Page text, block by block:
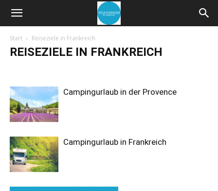
Start Reiseziele in Frankreich
REISEZIELE IN FRANKREICH
Reiseziele in Griechenland
Reiseziele in Großbritannien
Reiseziele in Italien
Reiseziele in Österreich
Reiseziele in Schweden
Campingurlaub in der Provence
Campingurlaub in Frankreich